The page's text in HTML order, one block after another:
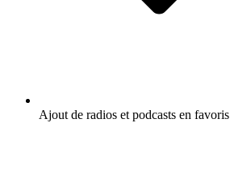
Ajout de radios et podcasts en favoris